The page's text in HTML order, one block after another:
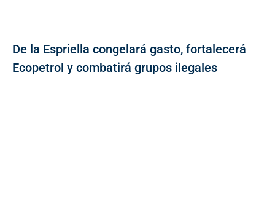
De la Espriella congelará gasto, fortalecerá
Ecopetrol y combatirá grupos ilegales